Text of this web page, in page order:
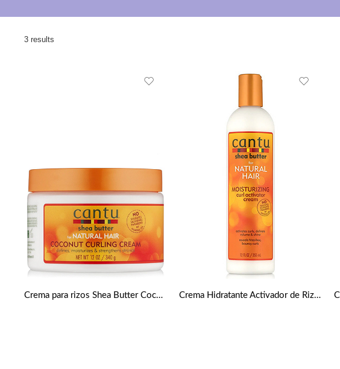
3 results
Crema para rizos Shea Butter Coconut 340g de Cantu Crema Hidratante Activador de Rizos de 355 ml de Cantu